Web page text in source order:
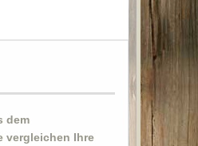
dem
vergleichen Ihre